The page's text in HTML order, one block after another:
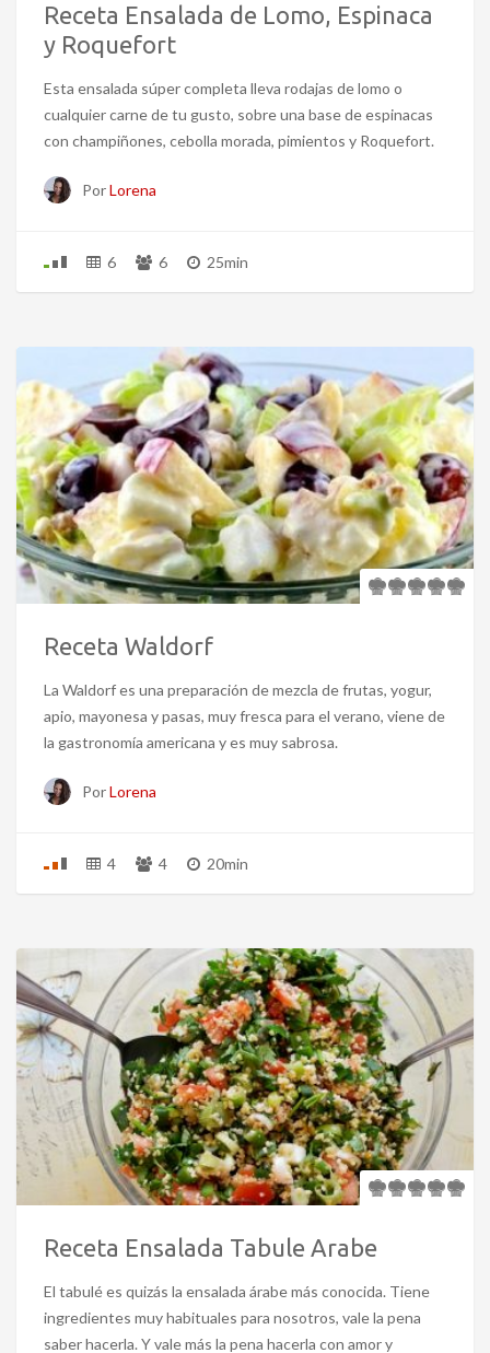
Receta Ensalada de Lomo, Espinaca
y Roquefort
Esta ensalada súper completa lleva rodajas de lomo o
cualquier carne de tu gusto, sobre una base de espinacas
con champiñones, cebolla morada, pimientos y Roquefort.
PorLorena
6 6 25min
Receta Waldorf
La Waldorf es una preparación de mezcla de frutas, yogur,
apio, mayonesa y pasas, muy fresca para el verano, viene de
la gastronomía americana y es muy sabrosa.
PorLorena
4 4 20min
Receta Ensalada Tabule Arabe
El tabulé es quizás la ensalada árabe más conocida. Tiene
ingredientes muy habituales para nosotros, vale la pena
saber hacerla. Y vale más la pena hacerla con amor y